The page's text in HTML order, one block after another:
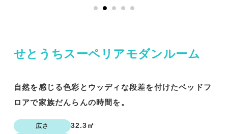
せとうちスーペリアモダンルーム
自然を感じる色彩とウッディな段差を付けたベッドフ
ロアで家族だんらんの時間を。
広さ 32.3㎡